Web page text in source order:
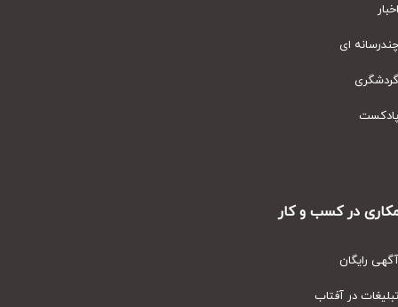
ای
در کسب و کار
رایگان
در آفتاب